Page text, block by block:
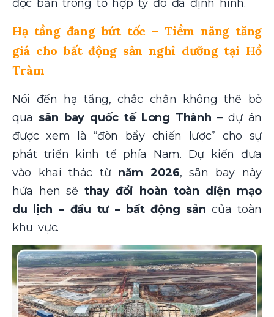
độc bản trong tổ hợp tỷ đô đã định hình.
Hạ tầng đang bứt tốc – Tiềm năng tăng
giá cho bất động sản nghỉ dưỡng tại Hồ
Tràm
Nói đến hạ tầng, chắc chắn không thể bỏ
qua sân bay quốc tế Long Thành – dự án
được xem là “đòn bẩy chiến lược” cho sự
phát triển kinh tế phía Nam. Dự kiến đưa
vào khai thác từ năm 2026, sân bay này
hứa hẹn sẽ thay đổi hoàn toàn diện mạo
du lịch – đầu tư – bất động sản của toàn
khu vực.